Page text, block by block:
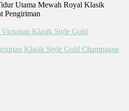
Utama Mewah Royal Klasik
Pengiriman
Klasik Style Gold Champagne